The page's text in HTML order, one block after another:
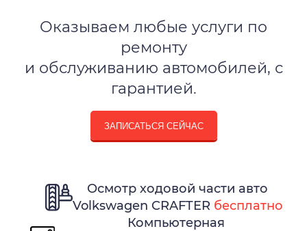
Оказываем любые услуги по
ремонту
и обслуживанию автомобилей, с
гарантией.
ЗАПИСАТЬСЯ СЕЙЧАС
Осмотр ходовой части авто
Volkswagen CRAFTER бесплатно
Компьютерная